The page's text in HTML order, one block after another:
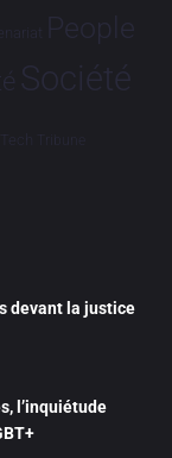
People
Société
Tech Tribune
devant la justice
l’inquiétude